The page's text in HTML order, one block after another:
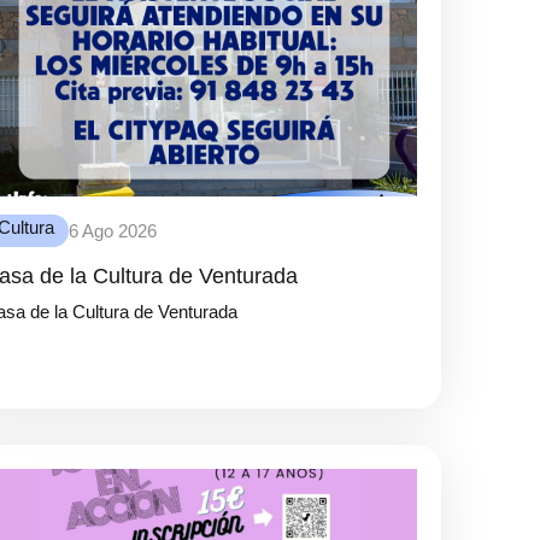
6 Ago 2026
de la Cultura de Venturada
de la Cultura de Venturada